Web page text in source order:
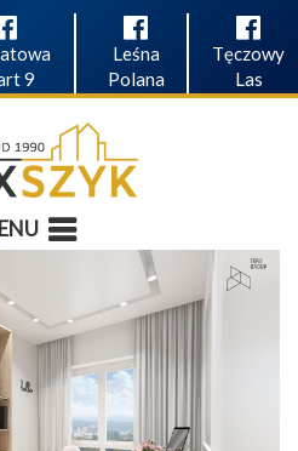
9
Leśna
Polana
Tęczowy
Las